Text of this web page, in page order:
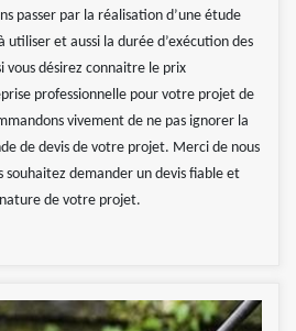
passer par la réalisation d’une étude
et aussi la durée d’exécution des
vous désirez connaitre le prix
professionnelle pour votre projet de
vivement de ne pas ignorer la
de devis de votre projet. Merci de nous
souhaitez demander un devis fiable et
de votre projet.